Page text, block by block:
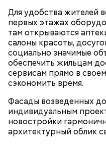
Для удобства жителей
первых этажах
там открываются
салоны красоты,
социально значимые
обеспечить жильцам
сервисам прямо в
сэкономить время.
Фасады возведенных
индивидуальным
новостройки
архитектурный облик